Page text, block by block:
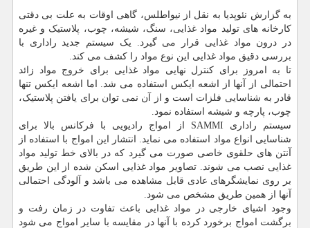
به گزارش نئوپدیا به نقل از نیواطلس، گاهی اوقات به علت بی دقتی
کارخانه های تولید مواد غذایی، سنگ، شیشه، چوب، پلاستیک و غیره
در درون مواد غذایی قرار می گیرد. یک سیستم جدید راداری با
بررسی دقیق مواد غذایی این نوع مواد را کشف می کند.
تا به امروز برای کنترل نهایی مواد غذایی برای خروج مواد زائد
احتمالی از آنها از اشعه ایکس استفاده می شد. اما اشعه ایکس تنها
قادر به شناسایی فلزات است و از آن نمی توان برای یافتن پلاستیک،
چوب، پارچه و شیشه استفاده نمود.
سیستم راداری SAMMI از امواج رادیویی با فرکانس بالا برای
شناسایی انواع مواد استفاده می نماید. انتشار این امواج با استفاده از
آنتن های حلقوی خاصی صورت می گیرد که در بالای خط تولید مواد
غذایی نصب می شوند. تصاویر مواد غذایی اسکن شده از این طریق
بر روی نمایشگرهای عادی قابل مشاهده می باشد و آلودگی احتمالی
آنها از همین طریق مشخص می شود.
وجود اشیای خارجی در مواد غذایی باعث تفاوت در زمان رفت و
برگشت امواج برخورد کرده با آنها در مقایسه با سایر امواج می شود